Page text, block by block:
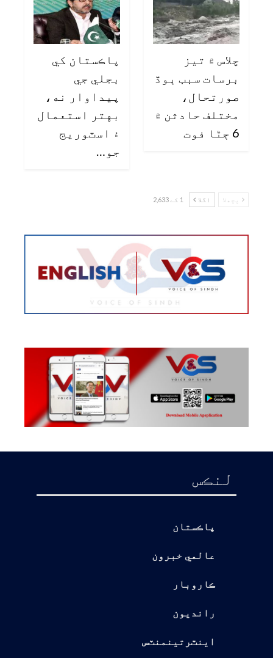
چلاس ۾ تيز
برسات سبب ٻوڏ
صورتحال،
مختلف حادثن ۾
6 ڄڻا فوت
پاڪستان کي
بجلي جي
پيداوار نه،
بهتر استعمال
۽ اسٽوريج
جو…
پچھلا اگلا 1 کے 2,633
لنڪس
پاڪستان
عالمي خبرون
ڪاروبار
رانديون
اينٽرتينمنٽس